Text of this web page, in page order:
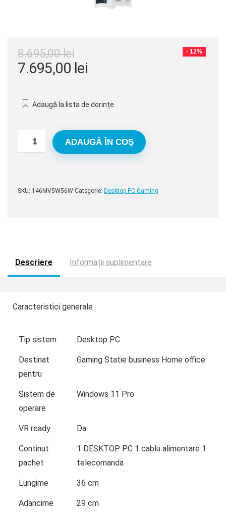
- 12%
8.695,00lei
Prețul
a
fost:
7.695,00 lei
7.695,00 lei.
Adaugă la lista de dorințe
ADAUGĂ ÎN COȘ
SKU: 146MV5W56W Categorie: Desktop PC Gaming
Descriere Informații suplimentare
Caracteristici generale
Tip sistem Desktop PC
Destinat
pentru
Gaming Statie business Home office
Sistem de
operare
Windows 11 Pro
VR ready Da
Continut
pachet
1 DESKTOP PC 1 cablu alimentare 1
telecomanda
Lungime 36 cm
Adancime 29 cm